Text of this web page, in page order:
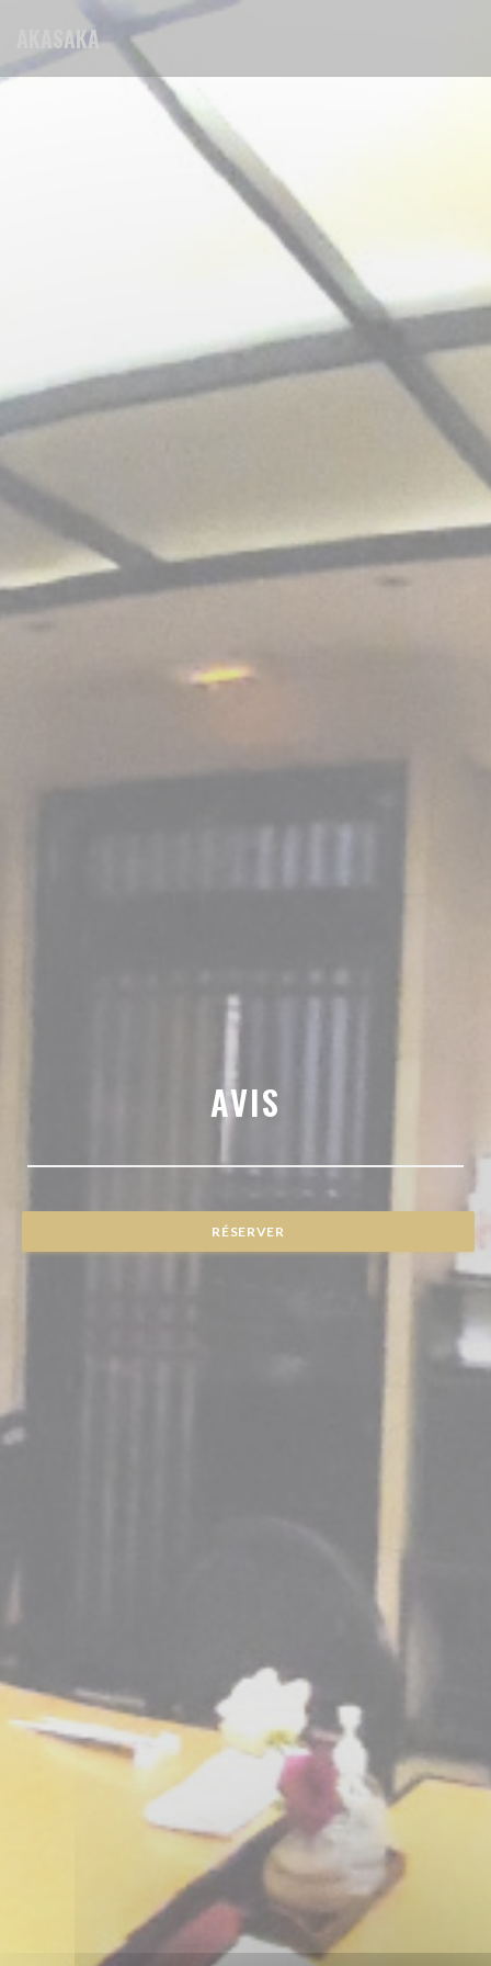
Personnalisation de vos choix en matière de cookies
AKASAKA
AVIS
RÉSERVER